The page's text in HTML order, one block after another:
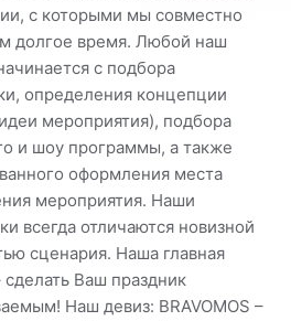
с которыми мы совместно
долгое время. Любой наш
с подбора
определения концепции
мероприятия), подбора
и шоу программы, а также
оформления места
мероприятия. Наши
всегда отличаются новизной
сценария. Наша главная
сделать Ваш праздник
Наш девиз: BRAVOMOS –